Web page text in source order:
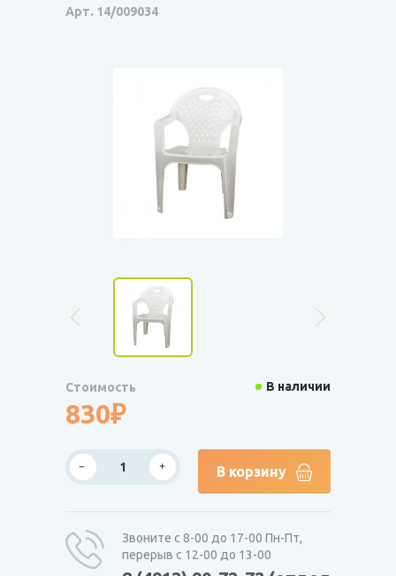
Арт. 14/009034
В наличии
Стоимость
830₽
В корзину
Звоните с 8-00 до 17-00 Пн-Пт,
перерыв с 12-00 до 13-00